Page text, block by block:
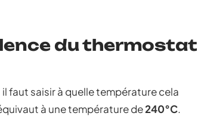
du thermostat
faut saisir à quelle température cela
à une température de240°C.